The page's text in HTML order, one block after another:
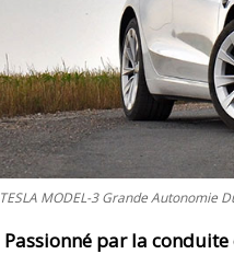
TESLA MODEL-3 Grande Autonomie
Passionné par la